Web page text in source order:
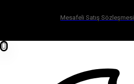
Mesafeli Satış Sözleşmesi